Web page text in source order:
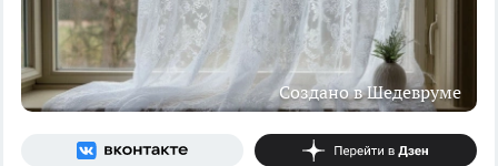
Создано в Шедевруме